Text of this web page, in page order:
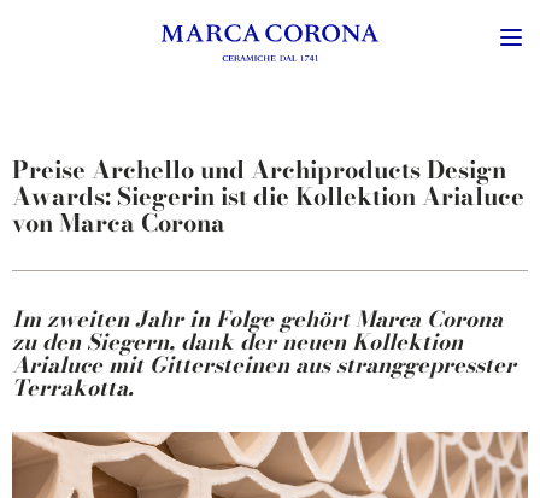
Preise Archello und Archiproducts Design
Awards: Siegerin ist die Kollektion Arialuce
von Marca Corona
Im zweiten Jahr in Folge gehört Marca Corona
zu den Siegern, dank der neuen Kollektion
Arialuce mit Gittersteinen aus stranggepresster
Terrakotta.